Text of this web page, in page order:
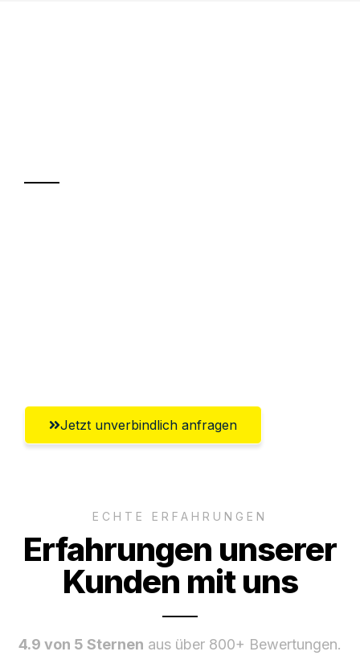
Jetzt unverbindlich anfragen
ECHTE ERFAHRUNGEN
Erfahrungen unserer
Kunden mit uns
4.9 von 5 Sternen aus über 800+ Bewertungen.